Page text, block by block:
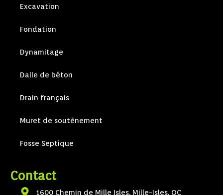
Excavation
Fondation
Dynamitage
Dalle de béton
Drain français
Muret de soutènement
Fosse Septique
Contact
1600 Chemin de Mille Isles, Mille-Isles, QC